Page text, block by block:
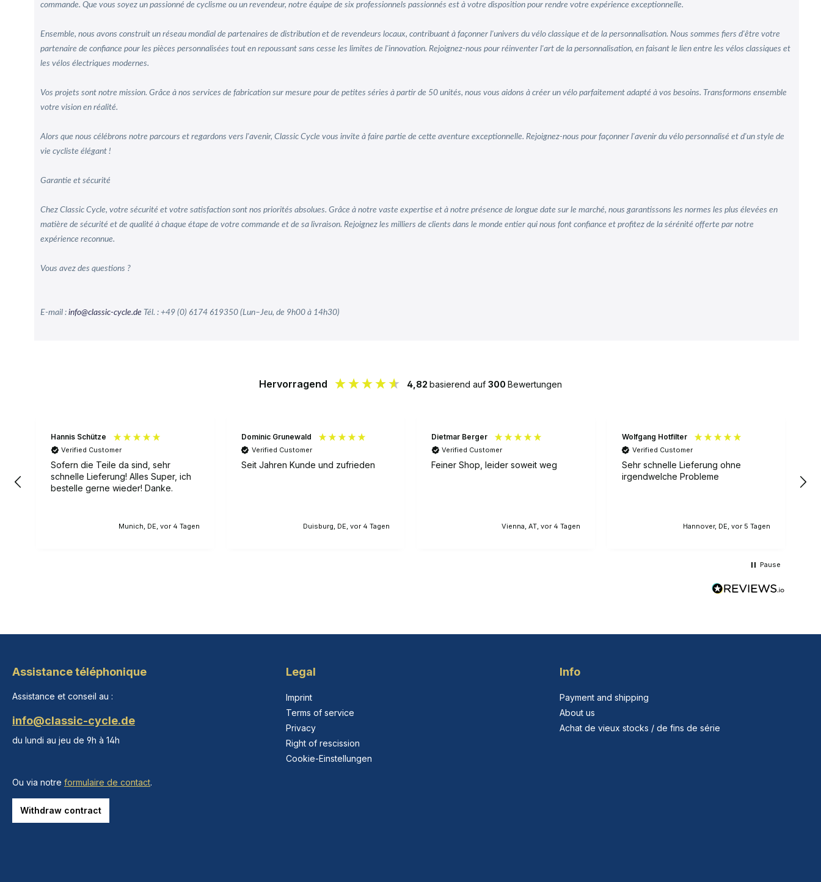
commande. Que vous soyez un passionné de cyclisme ou un revendeur, notre équipe de six professionnels passionnés est à votre disposition pour rendre votre expérience exceptionnelle.
Ensemble, nous avons construit un réseau mondial de partenaires de distribution et de revendeurs locaux, contribuant à façonner l'univers du vélo classique et de la personnalisation. Nous sommes fiers d'être votre
partenaire de confiance pour les pièces personnalisées tout en repoussant sans cesse les limites de l'innovation. Rejoignez-nous pour réinventer l'art de la personnalisation, en faisant le lien entre les vélos classiques et
les vélos électriques modernes.
Vos projets sont notre mission. Grâce à nos services de fabrication sur mesure pour de petites séries à partir de 50 unités, nous vous aidons à créer un vélo parfaitement adapté à vos besoins. Transformons ensemble
votre vision en réalité.
Alors que nous célébrons notre parcours et regardons vers l'avenir, Classic Cycle vous invite à faire partie de cette aventure exceptionnelle. Rejoignez-nous pour façonner l'avenir du vélo personnalisé et d'un style de
vie cycliste élégant !
Garantie et sécurité
Chez Classic Cycle, votre sécurité et votre satisfaction sont nos priorités absolues. Grâce à notre vaste expertise et à notre présence de longue date sur le marché, nous garantissons les normes les plus élevées en
matière de sécurité et de qualité à chaque étape de votre commande et de sa livraison. Rejoignez les milliers de clients dans le monde entier qui nous font confiance et profitez de la sérénité offerte par notre
expérience reconnue.
Vous avez des questions ?
E-mail : info@classic-cycle.de Tél. : +49 (0) 6174 619350 (Lun–Jeu, de 9h00 à 14h30)
Hervorragend 4,82 basierend auf 300 Bewertungen
Hannis Schütze
Verified Customer
Sofern die Teile da sind, sehr
schnelle Lieferung! Alles Super, ich
bestelle gerne wieder! Danke.
Munich, DE, vor 4 Tagen
Dominic Grunewald
Verified Customer
Seit Jahren Kunde und zufrieden
Duisburg, DE, vor 4 Tagen
Dietmar Berger
Verified Customer
Feiner Shop, leider soweit weg
Vienna, AT, vor 4 Tagen
Wolfgang Hotfilter
Verified Customer
Sehr schnelle Lieferung ohne
irgendwelche Probleme
Hannover, DE, vor 5 Tagen
Pause
Assistance téléphonique
Assistance et conseil au :
info@classic-cycle.de
du lundi au jeu de 9h à 14h
Ou via notre formulaire de contact.
Withdraw contract
Legal
Imprint
Terms of service
Privacy
Right of rescission
Cookie-Einstellungen
Info
Payment and shipping
About us
Achat de vieux stocks / de fins de série